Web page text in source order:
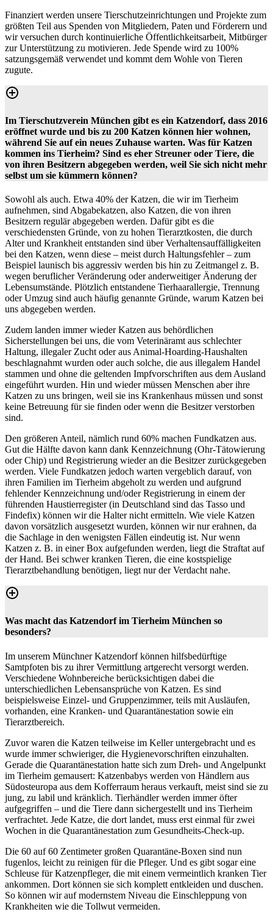
Finanziert werden unsere Tierschutzeinrichtungen und Projekte zum
größten Teil aus Spenden von Mitgliedern, Paten und Förderern und
wir versuchen durch kontinuierliche Öffentlichkeitsarbeit, Mitbürger
zur Unterstützung zu motivieren. Jede Spende wird zu 100%
satzungsgemäß verwendet und kommt dem Wohle von Tieren
zugute.
Im Tierschutzverein München gibt es ein Katzendorf, dass 2016
eröffnet wurde und bis zu 200 Katzen können hier wohnen,
während Sie auf ein neues Zuhause warten. Was für Katzen
kommen ins Tierheim? Sind es eher Streuner oder Tiere, die
von ihren Besitzern abgegeben werden, weil Sie sich nicht mehr
selbst um sie kümmern können?
Sowohl als auch. Etwa 40% der Katzen, die wir im Tierheim
aufnehmen, sind Abgabekatzen, also Katzen, die von ihren
Besitzern regulär abgegeben werden. Dafür gibt es die
verschiedensten Gründe, von zu hohen Tierarztkosten, die durch
Alter und Krankheit entstanden sind über Verhaltensauffälligkeiten
bei den Katzen, wenn diese – meist durch Haltungsfehler – zum
Beispiel launisch bis aggressiv werden bis hin zu Zeitmangel z. B.
wegen beruflicher Veränderung oder anderweitiger Änderung der
Lebensumstände. Plötzlich entstandene Tierhaarallergie, Trennung
oder Umzug sind auch häufig genannte Gründe, warum Katzen bei
uns abgegeben werden.
Zudem landen immer wieder Katzen aus behördlichen
Sicherstellungen bei uns, die vom Veterinäramt aus schlechter
Haltung, illegaler Zucht oder aus Animal-Hoarding-Haushalten
beschlagnahmt wurden oder auch solche, die aus illegalem Handel
stammen und ohne die geltenden Impfvorschriften aus dem Ausland
eingeführt wurden. Hin und wieder müssen Menschen aber ihre
Katzen zu uns bringen, weil sie ins Krankenhaus müssen und sonst
keine Betreuung für sie finden oder wenn die Besitzer verstorben
sind.
Den größeren Anteil, nämlich rund 60% machen Fundkatzen aus.
Gut die Hälfte davon kann dank Kennzeichnung (Ohr-Tätowierung
oder Chip) und Registrierung wieder an die Besitzer zurückgegeben
werden. Viele Fundkatzen jedoch warten vergeblich darauf, von
ihren Familien im Tierheim abgeholt zu werden und aufgrund
fehlender Kennzeichnung und/oder Registrierung in einem der
führenden Haustierregister (in Deutschland sind das Tasso und
Findefix) können wir die Halter nicht ermitteln. Wie viele Katzen
davon vorsätzlich ausgesetzt wurden, können wir nur erahnen, da
die Sachlage in den wenigsten Fällen eindeutig ist. Nur wenn
Katzen z. B. in einer Box aufgefunden werden, liegt die Straftat auf
der Hand. Bei schwer kranken Tieren, die eine kostspielige
Tierarztbehandlung benötigen, liegt nur der Verdacht nahe.
Was macht das Katzendorf im Tierheim München so
besonders?
Im unserem Münchner Katzendorf können hilfsbedürftige
Samtpfoten bis zu ihrer Vermittlung artgerecht versorgt werden.
Verschiedene Wohnbereiche berücksichtigen dabei die
unterschiedlichen Lebensansprüche von Katzen. Es sind
beispielsweise Einzel- und Gruppenzimmer, teils mit Ausläufen,
vorhanden, eine Kranken- und Quarantänestation sowie ein
Tierarztbereich.
Zuvor waren die Katzen teilweise im Keller untergebracht und es
wurde immer schwieriger, die Hygienevorschriften einzuhalten.
Gerade die Quarantänestation hatte sich zum Dreh- und Angelpunkt
im Tierheim gemausert: Katzenbabys werden von Händlern aus
Südosteuropa aus dem Kofferraum heraus verkauft, meist sind sie zu
jung, zu labil und kränklich. Tierhändler werden immer öfter
aufgegriffen – und die Tiere dann sichergestellt und ins Tierheim
verfrachtet. Jede Katze, die dort landet, muss erst einmal für zwei
Wochen in die Quarantänestation zum Gesundheits-Check-up.
Die 60 auf 60 Zentimeter großen Quarantäne-Boxen sind nun
fugenlos, leicht zu reinigen für die Pfleger. Und es gibt sogar eine
Schleuse für Katzenpfleger, die mit einem vermeintlich kranken Tier
ankommen. Dort können sie sich komplett entkleiden und duschen.
So können wir auf modernstem Niveau die Einschleppung von
Krankheiten wie die Tollwut vermeiden.